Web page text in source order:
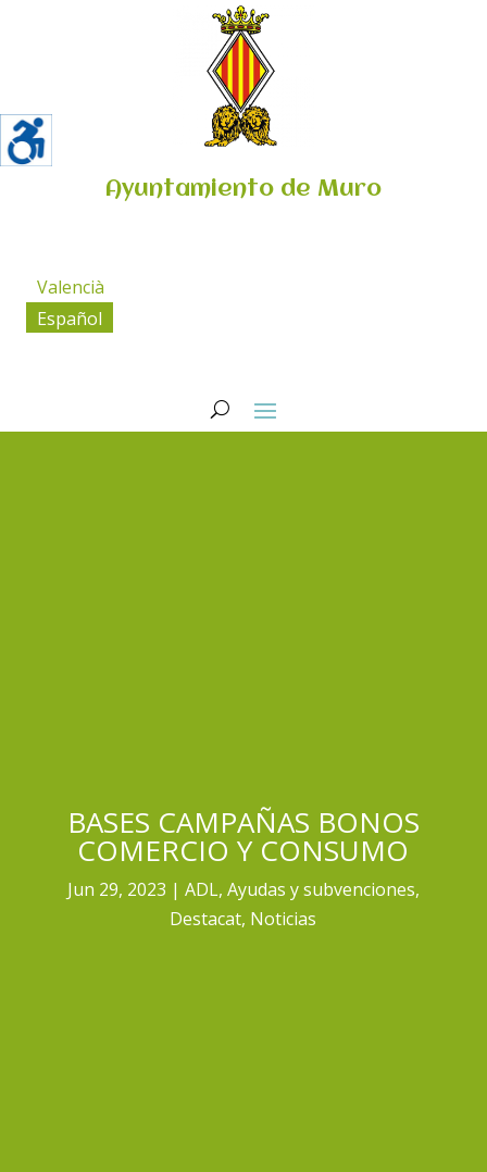
Ayuntamiento de Muro
Valencià
Español
BASES CAMPAÑAS BONOS
COMERCIO Y CONSUMO
Jun 29, 2023 ADL, Ayudas y subvenciones,
Destacat, Noticias